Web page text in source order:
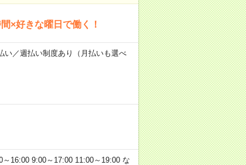
×好きな曜日で働く！
／週払い制度あり（月払いも選べ
16:00 9:00～17:00 11:00～19:00 な